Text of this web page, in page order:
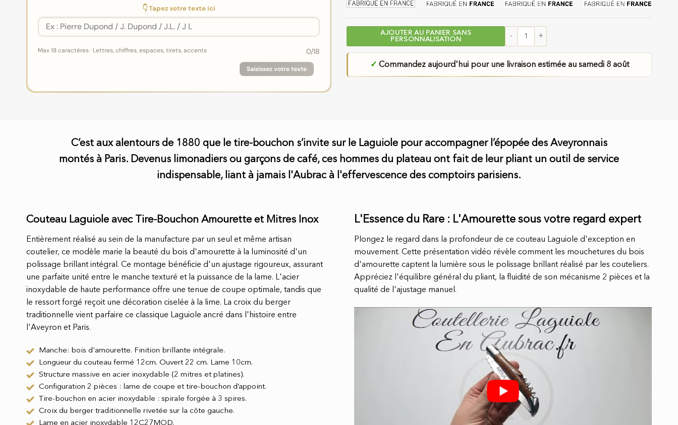
👇 Tapez votre texte ici
Max 18 caractères · Lettres, chiffres, espaces, tirets, accents 0/18
Saisissez votre texte
AJOUTER AU PANIER SANS
PERSONNALISATION
✓ Commandez aujourd'hui pour une livraison estimée au samedi 8 août
C’est aux alentours de 1880 que le tire-bouchon s’invite sur le Laguiole pour accompagner l’épopée des Aveyronnais
montés à Paris. Devenus limonadiers ou garçons de café, ces hommes du plateau ont fait de leur pliant un outil de service
indispensable, liant à jamais l'Aubrac à l'effervescence des comptoirs parisiens.
Couteau Laguiole avec Tire-Bouchon Amourette et Mitres Inox
Entièrement réalisé au sein de la manufacture par un seul et même artisan
coutelier, ce modèle marie la beauté du bois d'amourette à la luminosité d'un
polissage brillant intégral. Ce montage bénéficie d'un ajustage rigoureux, assurant
une parfaite unité entre le manche texturé et la puissance de la lame. L'acier
inoxydable de haute performance offre une tenue de coupe optimale, tandis que
le ressort forgé reçoit une décoration ciselée à la lime. La croix du berger
traditionnelle vient parfaire ce classique Laguiole ancré dans l'histoire entre
l'Aveyron et Paris.
Manche: bois d'amourette. Finition brillante intégrale.
Longueur du couteau fermé 12cm. Ouvert 22 cm. Lame 10cm.
Structure massive en acier inoxydable (2 mitres et platines).
Configuration 2 pièces : lame de coupe et tire-bouchon d’appoint.
Tire-bouchon en acier inoxydable : spirale forgée à 3 spires.
Croix du berger traditionnelle rivetée sur la côte gauche.
Lame en acier inoxydable 12C27MOD.
L'Essence du Rare : L'Amourette sous votre regard expert
Plongez le regard dans la profondeur de ce couteau Laguiole d'exception en
mouvement. Cette présentation vidéo révèle comment les mouchetures du bois
d'amourette captent la lumière sous le polissage brillant réalisé par les couteliers.
Appréciez l'équilibre général du pliant, la fluidité de son mécanisme 2 pièces et la
qualité de l'ajustage manuel.